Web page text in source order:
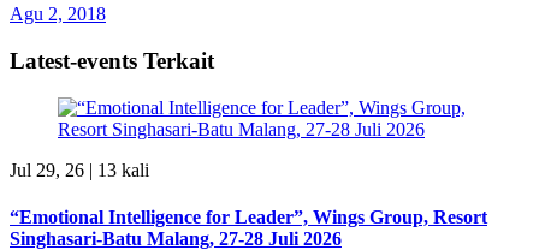
Agu 2, 2018
Latest-events Terkait
Jul 29, 26 | 13 kali
“Emotional Intelligence for Leader”, Wings Group, Resort
Singhasari-Batu Malang, 27-28 Juli 2026